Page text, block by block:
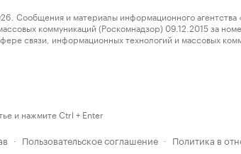
и материалы информационного агентства
коммуникаций (Роскомнадзор) 09.12.2015 за
связи, информационных технологий и массовых
и нажмите Ctrl + Enter
· Пользовательское соглашение · Политика в